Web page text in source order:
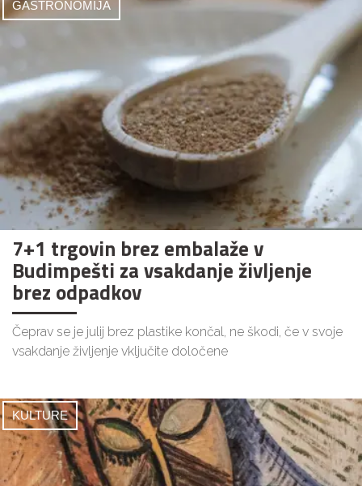
GASTRONOMIJA
7+1 trgovin brez embalaže v
Budimpešti za vsakdanje življenje
brez odpadkov
Čeprav se je julij brez plastike končal, ne škodi, če v svoje
vsakdanje življenje vključite določene
KULTURE